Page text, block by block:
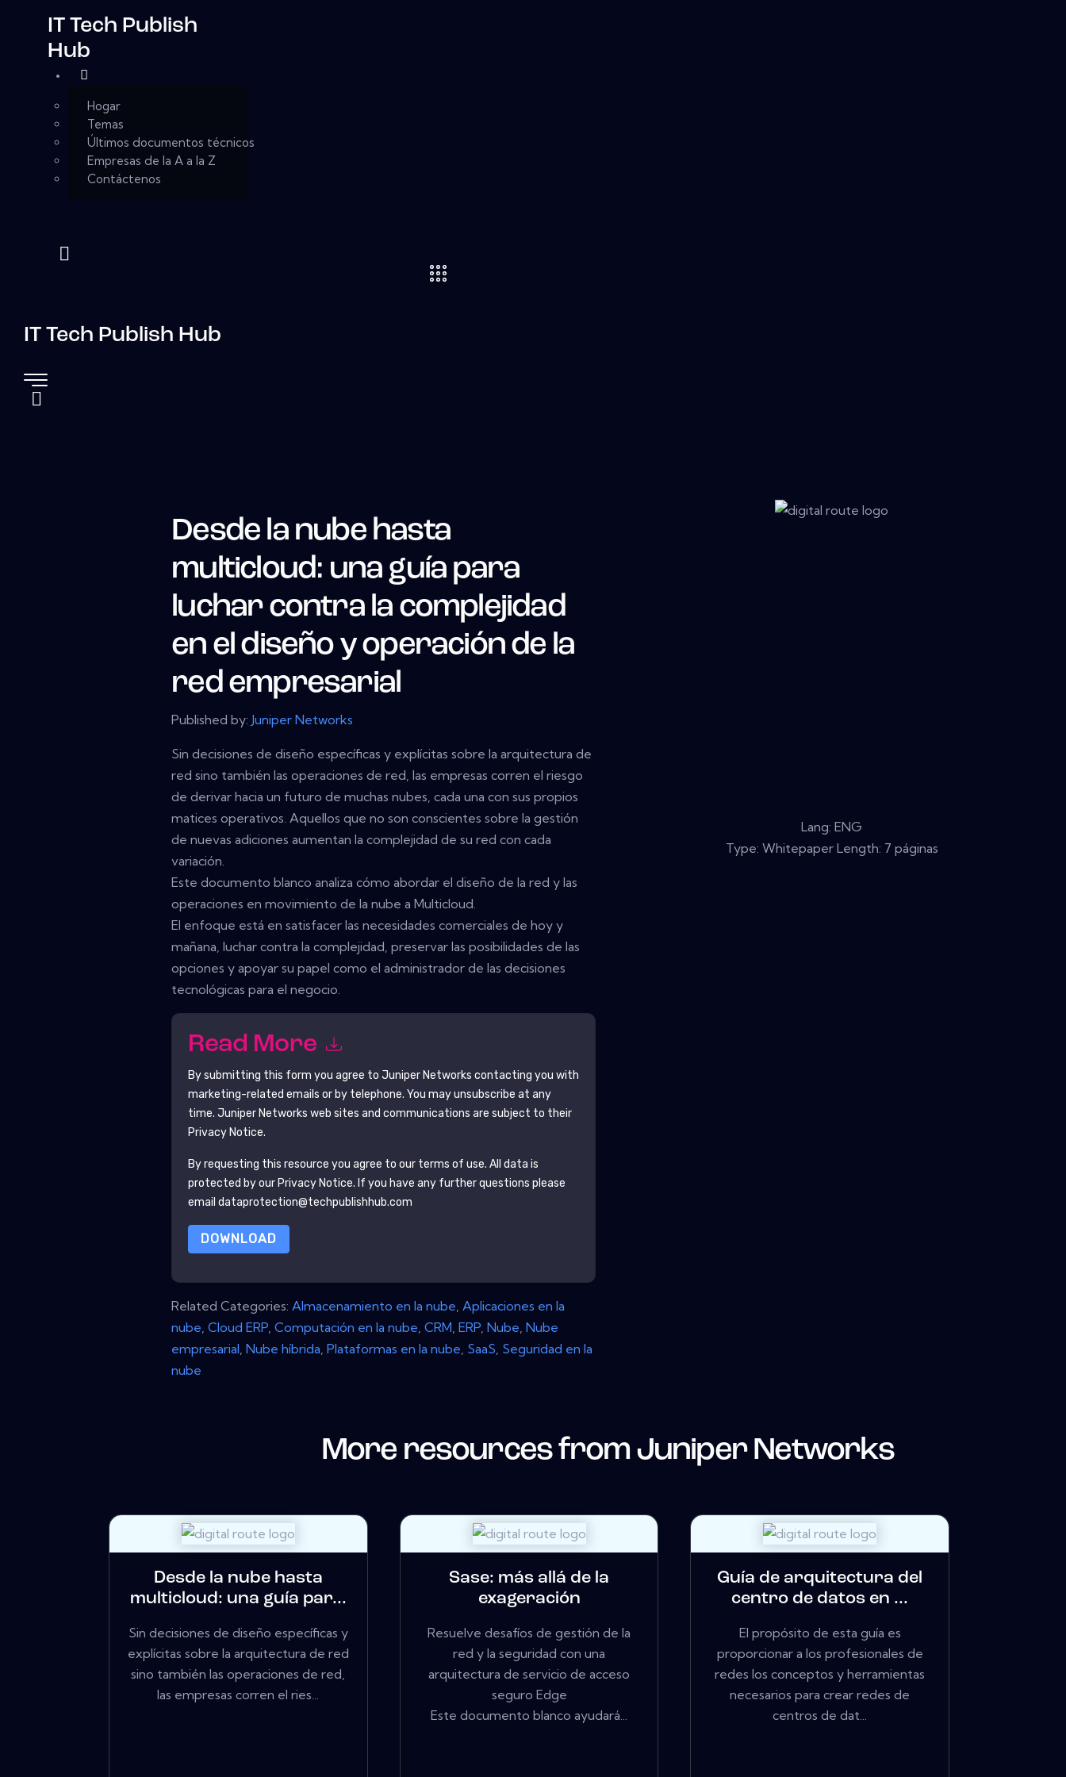
IT Tech Publish
Hub
Hogar
Temas
Últimos documentos técnicos
Empresas de la A a la Z
Contáctenos
IT Tech Publish Hub
Desde la nube hasta
multicloud: una guía para
luchar contra la complejidad
en el diseño y operación de la
red empresarial
Published by: Juniper Networks
Sin decisiones de diseño específicas y explícitas sobre la arquitectura de
red sino también las operaciones de red, las empresas corren el riesgo
de derivar hacia un futuro de muchas nubes, cada una con sus propios
matices operativos. Aquellos que no son conscientes sobre la gestión
de nuevas adiciones aumentan la complejidad de su red con cada
variación.
Este documento blanco analiza cómo abordar el diseño de la red y las
operaciones en movimiento de la nube a Multicloud.
El enfoque está en satisfacer las necesidades comerciales de hoy y
mañana, luchar contra la complejidad, preservar las posibilidades de las
opciones y apoyar su papel como el administrador de las decisiones
tecnológicas para el negocio.
Read More
By submitting this form you agree toJuniper Networks contacting you with
marketing-related emails or by telephone. You may unsubscribe at any
time.Juniper Networks web sites and communications are subject to their
Privacy Notice.
By requesting this resource you agree to our terms of use. All data is
protected by our Privacy Notice. If you have any further questions please
email dataprotection@techpublishhub.com
DOWNLOAD
Related Categories:Almacenamiento en la nube,Aplicaciones en la
nube,Cloud ERP,Computación en la nube,CRM,ERP,Nube,Nube
empresarial,Nube híbrida,Plataformas en la nube, SaaS, Seguridad en la
nube
Lang: ENG
Type: Whitepaper Length: 7 páginas
More resources from Juniper Networks
Desde la nube hasta
multicloud: una guía par...
Sin decisiones de diseño específicas y
explícitas sobre la arquitectura de red
sino también las operaciones de red,
las empresas corren el ries...
Sase: más allá de la
exageración
Resuelve desafíos de gestión de la
red y la seguridad con una
arquitectura de servicio de acceso
seguro Edge
Este documento blanco ayudará...
Guía de arquitectura del
centro de datos en ...
El propósito de esta guía es
proporcionar a los profesionales de
redes los conceptos y herramientas
necesarios para crear redes de
centros de dat...